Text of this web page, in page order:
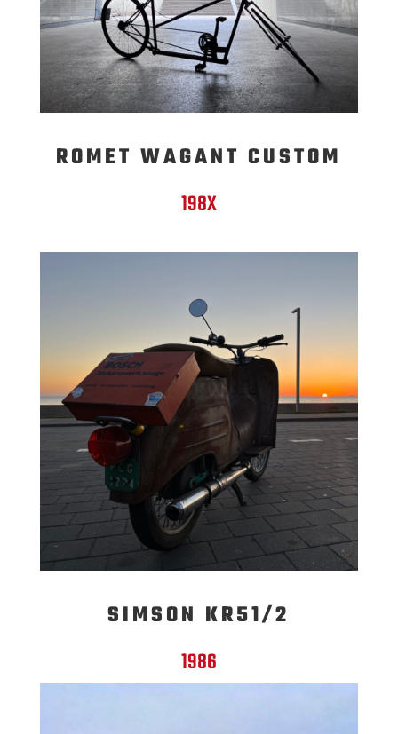
ROMET WAGANT CUSTOM
198X
SIMSON KR51/2
1986